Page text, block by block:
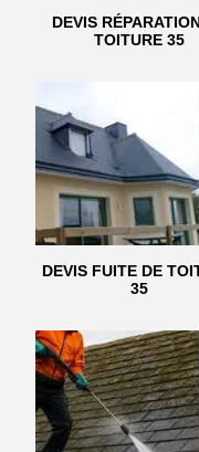
DEVIS
TOITURE 35
DEVIS FUITE DE
35